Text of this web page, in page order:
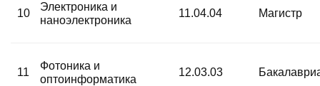
10
Электроника и
наноэлектроника
11.04.04 Магистр
11
Фотоника и
оптоинформатика
12.03.03